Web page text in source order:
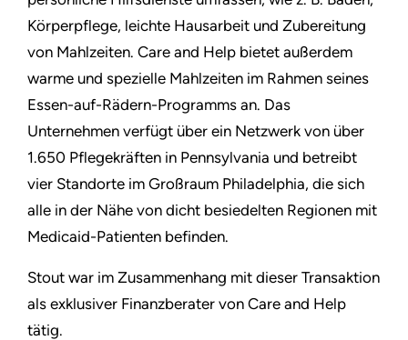
Körperpflege, leichte Hausarbeit und Zubereitung
von Mahlzeiten. Care and Help bietet außerdem
warme und spezielle Mahlzeiten im Rahmen seines
Essen-auf-Rädern-Programms an. Das
Unternehmen verfügt über ein Netzwerk von über
1.650 Pflegekräften in Pennsylvania und betreibt
vier Standorte im Großraum Philadelphia, die sich
alle in der Nähe von dicht besiedelten Regionen mit
Medicaid-Patienten befinden.
Stout war im Zusammenhang mit dieser Transaktion
als exklusiver Finanzberater von Care and Help
tätig.